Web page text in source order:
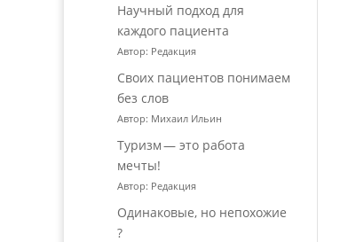
Научный подход для
каждого пациента
Автор: Редакция
Своих пациентов понимаем
без слов
Автор: Михаил Ильин
Туризм — это работа
мечты!
Автор: Редакция
Одинаковые, но непохожие
?